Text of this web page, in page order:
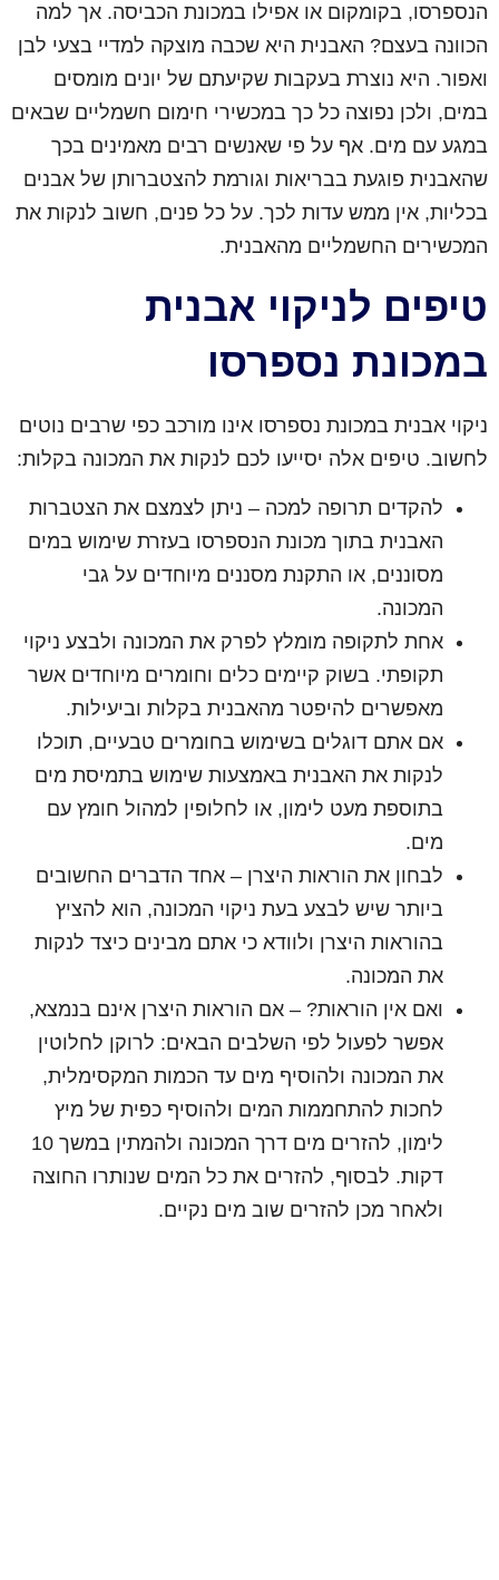
הנספרסו, בקומקום או אפילו במכונת הכביסה. אך למה
הכוונה בעצם? האבנית היא שכבה מוצקה למדיי בצעי לבן
ואפור. היא נוצרת בעקבות שקיעתם של יונים מומסים
במים, ולכן נפוצה כל כך במכשירי חימום חשמליים שבאים
במגע עם מים. אף על פי שאנשים רבים מאמינים בכך
שהאבנית פוגעת בבריאות וגורמת להצטברותן של אבנים
בכליות, אין ממש עדות לכך. על כל פנים, חשוב לנקות את
המכשירים החשמליים מהאבנית.
טיפים לניקוי אבנית
במכונת נספרסו
ניקוי אבנית במכונת נספרסו אינו מורכב כפי שרבים נוטים
לחשוב. טיפים אלה יסייעו לכם לנקות את המכונה בקלות:
להקדים תרופה למכה – ניתן לצמצם את הצטברות
האבנית בתוך מכונת הנספרסו בעזרת שימוש במים
מסוננים, או התקנת מסננים מיוחדים על גבי
המכונה.
אחת לתקופה מומלץ לפרק את המכונה ולבצע ניקוי
תקופתי. בשוק קיימים כלים וחומרים מיוחדים אשר
מאפשרים להיפטר מהאבנית בקלות וביעילות.
אם אתם דוגלים בשימוש בחומרים טבעיים, תוכלו
לנקות את האבנית באמצעות שימוש בתמיסת מים
בתוספת מעט לימון, או לחלופין למהול חומץ עם
מים.
לבחון את הוראות היצרן – אחד הדברים החשובים
ביותר שיש לבצע בעת ניקוי המכונה, הוא להציץ
בהוראות היצרן ולוודא כי אתם מבינים כיצד לנקות
את המכונה.
ואם אין הוראות? – אם הוראות היצרן אינם בנמצא,
אפשר לפעול לפי השלבים הבאים: לרוקן לחלוטין
את המכונה ולהוסיף מים עד הכמות המקסימלית,
לחכות להתחממות המים ולהוסיף כפית של מיץ
לימון, להזרים מים דרך המכונה ולהמתין במשך 10
דקות. לבסוף, להזרים את כל המים שנותרו החוצה
ולאחר מכן להזרים שוב מים נקיים.